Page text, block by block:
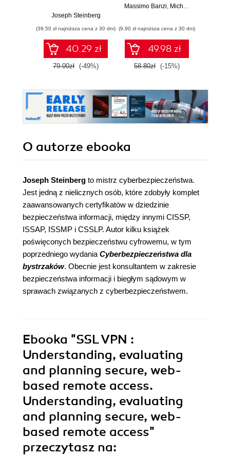
Joseph Steinberg
(39,50 zł najniższa cena z 30 dni)
40.29 zł
79.00zł (-49%)
Massimo Banzi, Michael Shiloh
(9,90 zł najniższa cena z 30 dni)
49.98 zł
58.80zł (-15%)
O autorze ebooka
Joseph Steinberg to mistrz cyberbezpieczeństwa.
Jest jedną z nielicznych osób, które zdobyły komplet
zaawansowanych certyfikatów w dziedzinie
bezpieczeństwa informacji, między innymi CISSP,
ISSAP, ISSMP i CSSLP. Autor kilku książek
poświęconych bezpieczeństwu cyfrowemu, w tym
poprzedniego wydania Cyberbezpieczeństwa dla
bystrzaków. Obecnie jest konsultantem w zakresie
bezpieczeństwa informacji i biegłym sądowym w
sprawach związanych z cyberbezpieczeństwem.
Ebooka "SSL VPN :
Understanding, evaluating
and planning secure, web-
based remote access.
Understanding, evaluating
and planning secure, web-
based remote access"
przeczytasz na: